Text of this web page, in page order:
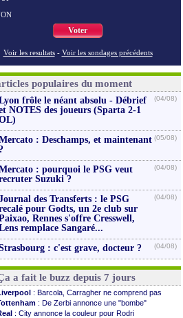
Voter
Voir les resultats - Voir les sondages précédents
populaires du moment
frôle le néant absolu - Débrief
NOTES des joueurs (Sparta 2-1
(04/08)
: Deschamps, et maintenant (05/08)
: pourquoi le PSG veut
Suzuki ?
(04/08)
des Transferts : le PSG
pour Godts, un 2e club sur
Rennes s'offre Cresswell,
remplace Sangaré...
(04/08)
: c'est grave, docteur ? (04/08)
a fait le buzz depuis 7 jours
: Barcola, Carragher ne comprend pas
: De Zerbi annonce une "bombe"
: City annonce la couleur pour Rodri